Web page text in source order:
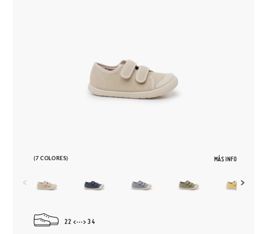
(7 COLORES) MÁS INFO
22 34